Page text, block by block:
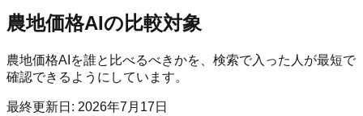
農地価格AIの 比較対象
農地価格AIを誰と比べるべきかを、検索で入った人が最短で
確認できるようにしています。
最終更新日: 2026年7月17日